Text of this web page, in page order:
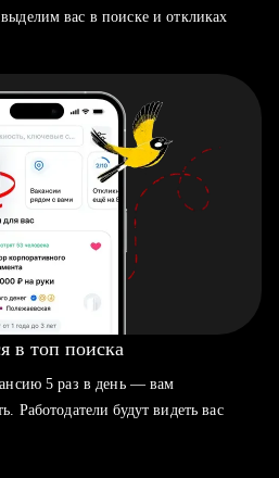
вас в поиске и откликах
в топ поиска
5 раз в день — вам
Работодатели будут видеть вас